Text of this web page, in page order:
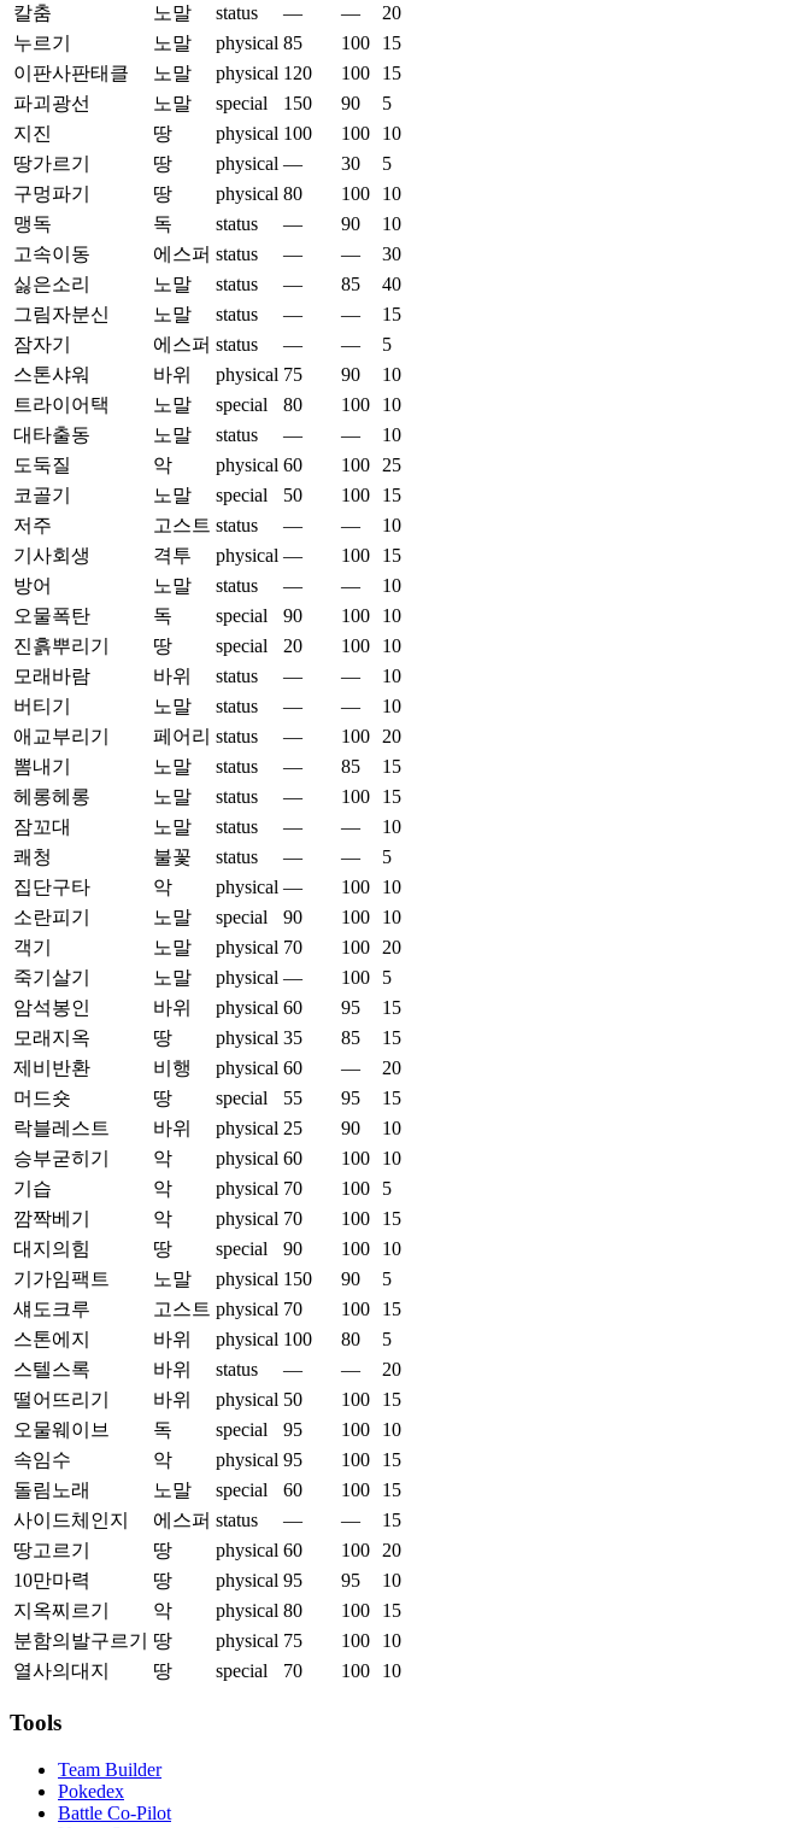
칼춤
노말 status — —
20
누르기
노말 physical 85 100
15
이판사판태클
노말 physical 120 100
15
파괴광선
노말 special 150 90
5
지진
땅 physical 100 100
10
땅가르기
땅 physical — 30
5
구멍파기
땅 physical 80 100
10
맹독
독 status — 90
10
고속이동
에스퍼 status — —
30
싫은소리
노말 status — 85
40
그림자분신
노말 status — —
15
잠자기
에스퍼 status — —
5
스톤샤워
바위 physical 75 90
10
트라이어택
노말 special 80 100
10
대타출동
노말 status — —
10
도둑질
악 physical 60 100
25
코골기
노말 special 50 100
15
저주
고스트 status — —
10
기사회생
격투 physical — 100
15
방어
노말 status — —
10
오물폭탄
독 special 90 100
10
진흙뿌리기
땅 special 20 100
10
모래바람
바위 status — —
10
버티기
노말 status — —
10
애교부리기
페어리 status — 100
20
뽐내기
노말 status — 85
15
헤롱헤롱
노말 status — 100
15
잠꼬대
노말 status — —
10
쾌청
불꽃 status — —
5
집단구타
악 physical — 100
10
소란피기
노말 special 90 100
10
객기
노말 physical 70 100
20
죽기살기
노말 physical — 100
5
암석봉인
바위 physical 60 95
15
모래지옥
땅 physical 35 85
15
제비반환
비행 physical 60 —
20
머드숏
땅 special 55 95
15
락블레스트
바위 physical 25 90
10
승부굳히기
악 physical 60 100
10
기습
악 physical 70 100
5
깜짝베기
악 physical 70 100
15
대지의힘
땅 special 90 100
10
기가임팩트
노말 physical 150 90
5
섀도크루
고스트 physical 70 100
15
스톤에지
바위 physical 100 80
5
스텔스록
바위 status — —
20
떨어뜨리기
바위 physical 50 100
15
오물웨이브
독 special 95 100
10
속임수
악 physical 95 100
15
돌림노래
노말 special 60 100
15
사이드체인지
에스퍼 status — —
15
땅고르기
땅 physical 60 100
20
10만마력
땅 physical 95 95
10
지옥찌르기
악 physical 80 100
15
분함의발구르기
땅 physical 75 100
10
열사의대지
땅 special 70 100 10
Tools
Team Builder
Pokedex
Battle Co-Pilot